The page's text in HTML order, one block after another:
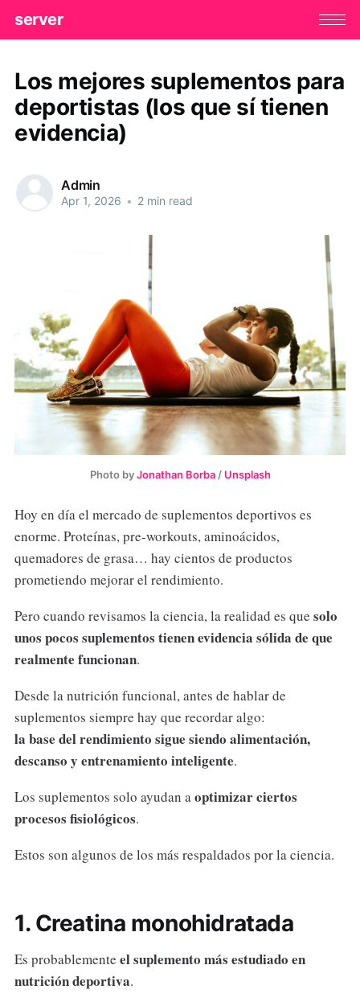
server
Los mejores suplementos para
deportistas (los que sí tienen
evidencia)
Admin
Apr 1, 2026 • 2 min read
Photo byJonathan Borba/ Unsplash
Hoy en día el mercado de suplementos deportivos es
enorme. Proteínas, pre-workouts, aminoácidos,
quemadores de grasa… hay cientos de productos
prometiendo mejorar el rendimiento.
Pero cuando revisamos la ciencia, la realidad es que solo
unos pocos suplementos tienen evidencia sólida de que
realmente funcionan.
Desde la nutrición funcional, antes de hablar de
suplementos siempre hay que recordar algo:
la base del rendimiento sigue siendo alimentación,
descanso y entrenamiento inteligente.
Los suplementos solo ayudan aoptimizar ciertos
procesos fisiológicos.
Estos son algunos de los más respaldados por la ciencia.
1. Creatina monohidratada
Es probablemente el suplemento más estudiado en
nutrición deportiva.